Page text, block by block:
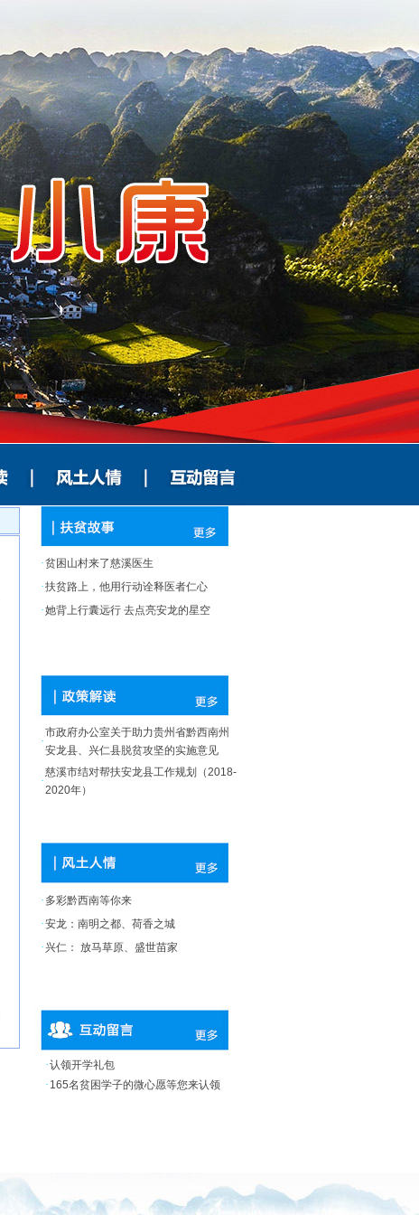
·贫困山村来了慈溪医生
·扶贫路上，他用行动诠释医者仁心
·她背上行囊远行 去点亮安龙的星空
·
市政府办公室关于助力贵州省黔西南州
安龙县、兴仁县脱贫攻坚的实施意见
·
慈溪市结对帮扶安龙县工作规划（2018-
2020年）
· 多彩黔西南等你来
·安龙：南明之都、荷香之城
·兴仁： 放马草原、盛世苗家